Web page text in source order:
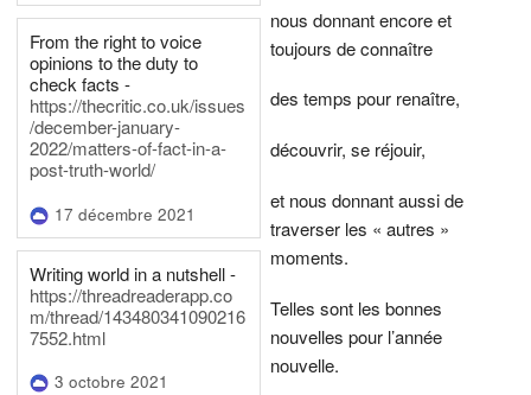
From the right to voice
opinions to the duty to
check facts -
https://thecritic.co.uk/issues
/december-january-
2022/matters-of-fact-in-a-
post-truth-world/
17 décembre 2021
Writing world in a nutshell -
https://threadreaderapp.co
m/thread/143480341090216
7552.html
3 octobre 2021
nous donnant encore et
toujours de connaître
des temps pour renaître,
découvrir, se réjouir,
et nous donnant aussi de
traverser les « autres »
moments.
Telles sont les bonnes
nouvelles pour l’année
nouvelle.